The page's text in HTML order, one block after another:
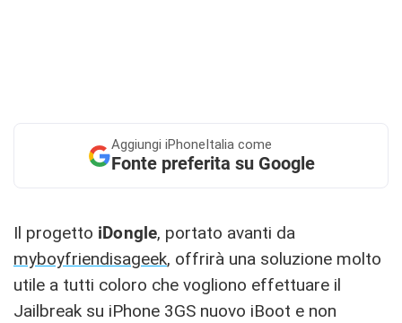
Aggiungi iPhoneItalia come
Fonte preferita su Google
Il progetto iDongle, portato avanti da
myboyfriendisageek, offrirà una soluzione molto
utile a tutti coloro che vogliono effettuare il
Jailbreak su iPhone 3GS nuovo iBoot e non